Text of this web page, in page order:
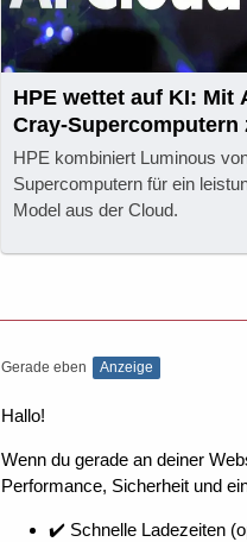
HPE wettet auf KI: Mit
Cray-Supercomputern
Firmenanwendung
HPE kombiniert Luminous
Supercomputern für ein
Model aus der Cloud.
Gerade eben Anzeige
Hallo!
Wenn du gerade an deiner
Performance, Sicherheit und
✔️ Schnelle Ladezeiten